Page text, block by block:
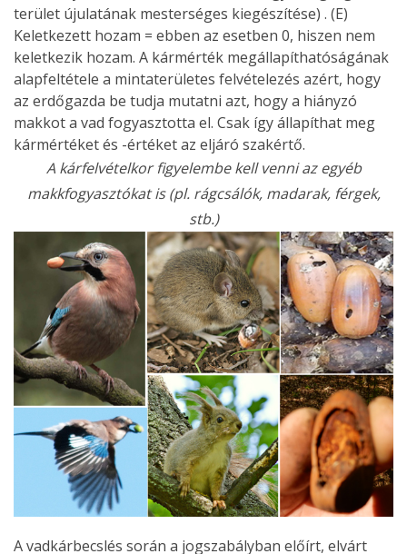
terület újulatának mesterséges kiegészítése) . (E)
Keletkezett hozam = ebben az esetben 0, hiszen nem
keletkezik hozam. A kármérték megállapíthatóságának
alapfeltétele a mintaterületes felvételezés azért, hogy
az erdőgazda be tudja mutatni azt, hogy a hiányzó
makkot a vad fogyasztotta el. Csak így állapíthat meg
kármértéket és -értéket az eljáró szakértő.
A kárfelvételkor figyelembe kell venni az egyéb
makkfogyasztókat is (pl. rágcsálók, madarak, férgek,
stb.)
A vadkárbecslés során a jogszabályban előírt, elvárt